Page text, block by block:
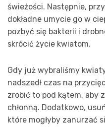
świeżości. Następnie,
dokładne umycie go w
pozbyć się bakterii i
skrócić życie kwiatom.
Gdy już wybraliśmy
nadszedł czas na
zrobić to pod kątem, aby
chłonną. Dodatkowo,
które mogłyby zanurzać